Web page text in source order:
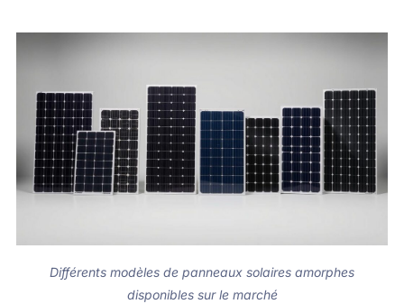
Différents modèles de panneaux solaires amorphes
disponibles sur le marché